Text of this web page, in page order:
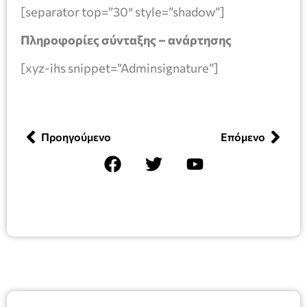
[separator top=”30″ style=”shadow”]
Πληροφορίες σύνταξης – ανάρτησης
[xyz-ihs snippet=”Adminsignature”]
Προηγούμενο Επόμενο